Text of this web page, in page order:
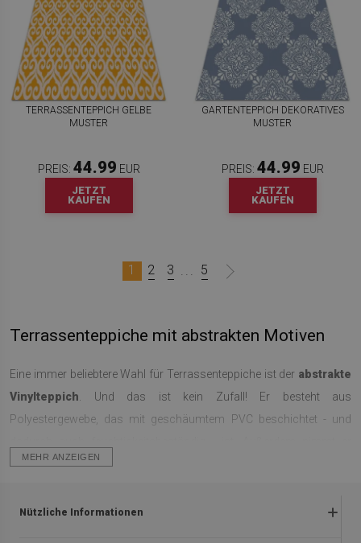
TERRASSENTEPPICH GELBE
MUSTER
PREIS: 44.99 EUR
JETZT
KAUFEN
GARTENTEPPICH DEKORATIVES
MUSTER
PREIS: 44.99 EUR
JETZT
KAUFEN
1 2 3 ... 5
Terrassenteppiche mit abstrakten Motiven
Eine immer beliebtere Wahl für Terrassenteppiche ist der abstrakte
Vinylteppich . Und das ist kein Zufall! Er besteht aus
Polyestergewebe, das mit geschäumtem PVC beschichtet - und
keinen Schmutz auf, so dass er sehr leicht sauber zu halten ist. Es
unseres Hauses gut funktionieren. Besonders im Sommer
MEHR ANZEIGEN
Nützliche Informationen